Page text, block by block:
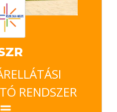
RENDSZER